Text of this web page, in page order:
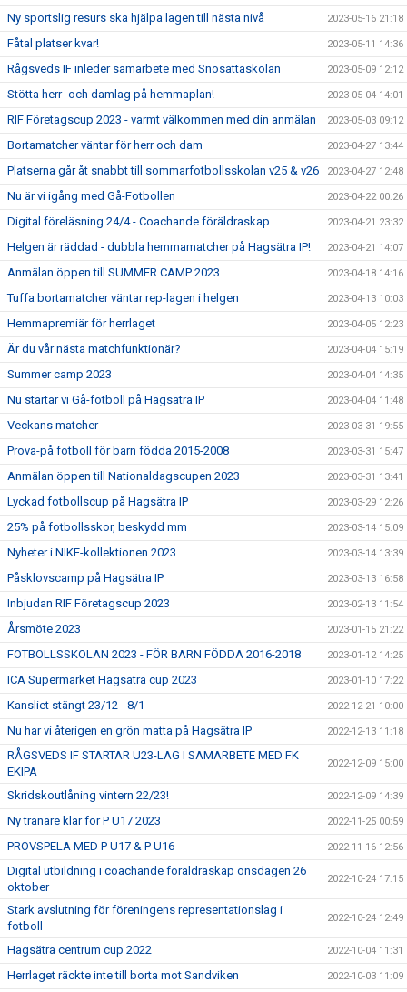
Ny sportslig resurs ska hjälpa lagen till nästa nivå 2023-05-16 21:18
Fåtal platser kvar! 2023-05-11 14:36
Rågsveds IF inleder samarbete med Snösättaskolan 2023-05-09 12:12
Stötta herr- och damlag på hemmaplan! 2023-05-04 14:01
RIF Företagscup 2023 - varmt välkommen med din anmälan 2023-05-03 09:12
Bortamatcher väntar för herr och dam 2023-04-27 13:44
Platserna går åt snabbt till sommarfotbollsskolan v25 & v26 2023-04-27 12:48
Nu är vi igång med Gå-Fotbollen 2023-04-22 00:26
Digital föreläsning 24/4 - Coachande föräldraskap 2023-04-21 23:32
Helgen är räddad - dubbla hemmamatcher på Hagsätra IP! 2023-04-21 14:07
Anmälan öppen till SUMMER CAMP 2023 2023-04-18 14:16
Tuffa bortamatcher väntar rep-lagen i helgen 2023-04-13 10:03
Hemmapremiär för herrlaget 2023-04-05 12:23
Är du vår nästa matchfunktionär? 2023-04-04 15:19
Summer camp 2023 2023-04-04 14:35
Nu startar vi Gå-fotboll på Hagsätra IP 2023-04-04 11:48
Veckans matcher 2023-03-31 19:55
Prova-på fotboll för barn födda 2015-2008 2023-03-31 15:47
Anmälan öppen till Nationaldagscupen 2023 2023-03-31 13:41
Lyckad fotbollscup på Hagsätra IP 2023-03-29 12:26
25% på fotbollsskor, beskydd mm 2023-03-14 15:09
Nyheter i NIKE-kollektionen 2023 2023-03-14 13:39
Påsklovscamp på Hagsätra IP 2023-03-13 16:58
Inbjudan RIF Företagscup 2023 2023-02-13 11:54
Årsmöte 2023 2023-01-15 21:22
FOTBOLLSSKOLAN 2023 - FÖR BARN FÖDDA 2016-2018 2023-01-12 14:25
ICA Supermarket Hagsätra cup 2023 2023-01-10 17:22
Kansliet stängt 23/12 - 8/1 2022-12-21 10:00
Nu har vi återigen en grön matta på Hagsätra IP 2022-12-13 11:18
RÅGSVEDS IF STARTAR U23-LAG I SAMARBETE MED FK
EKIPA
2022-12-09 15:00
Skridskoutlåning vintern 22/23! 2022-12-09 14:39
Ny tränare klar för P U17 2023 2022-11-25 00:59
PROVSPELA MED P U17 & P U16 2022-11-16 12:56
Digital utbildning i coachande föräldraskap onsdagen 26
oktober
2022-10-24 17:15
Stark avslutning för föreningens representationslag i
fotboll
2022-10-24 12:49
Hagsätra centrum cup 2022 2022-10-04 11:31
Herrlaget räckte inte till borta mot Sandviken 2022-10-03 11:09